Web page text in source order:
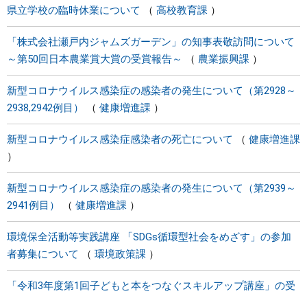
県立学校の臨時休業について 高校教育課
「株式会社瀬戸内ジャムズガーデン」の知事表敬訪問について
～第50回日本農業賞大賞の受賞報告～
農業振興課
新型コロナウイルス感染症の感染者の発生について（第2928～
2938,2942例目）
健康増進課
新型コロナウイルス感染症感染者の死亡について 健康増進課
新型コロナウイルス感染症の感染者の発生について（第2939～
2941例目）
健康増進課
環境保全活動等実践講座 「SDGs循環型社会をめざす」の参加
者募集について
環境政策課
「令和3年度第1回子どもと本をつなぐスキルアップ講座」の受